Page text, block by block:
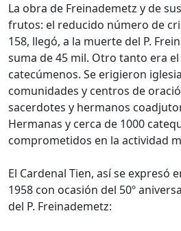
La obra de Freinademetz y de
frutos: el reducido número de
158, llegó, a la muerte del P.
suma de 45 mil. Otro tanto era
catecúmenos. Se erigieron
comunidades y centros de
sacerdotes y hermanos
Hermanas y cerca de 1000
comprometidos en la actividad
El Cardenal Tien, así se expresó
1958 con ocasión del 50º
del P. Freinademetz: